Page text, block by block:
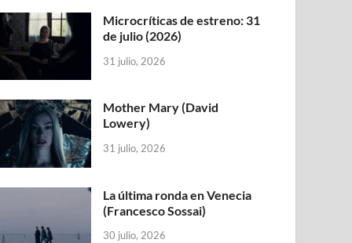
Microcríticas de estreno: 31
de julio (2026)
31 julio, 2026
Mother Mary (David
Lowery)
31 julio, 2026
La última ronda en Venecia
(Francesco Sossai)
30 julio, 2026